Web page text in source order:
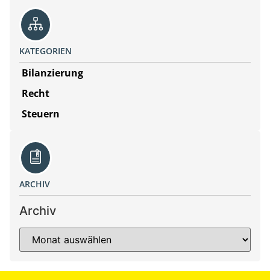
KATEGORIEN
Bilanzierung
Recht
Steuern
ARCHIV
Archiv